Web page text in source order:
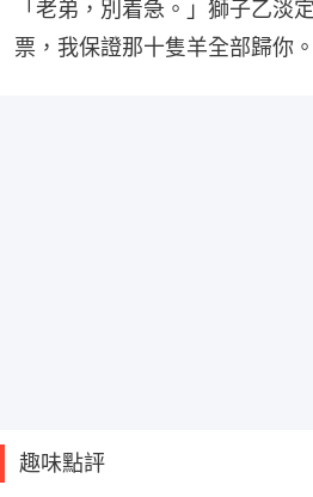
「老弟，別着急。」獅子乙淡
票，我保證那十隻羊全部歸你。
趣味點評